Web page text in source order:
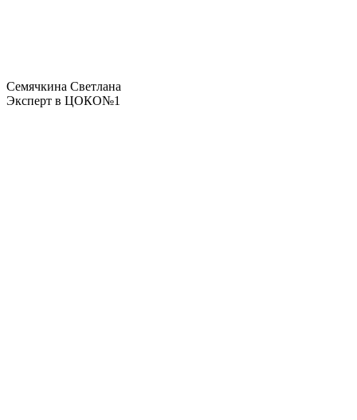
Семячкина Светлана
Эксперт в ЦОКО№1